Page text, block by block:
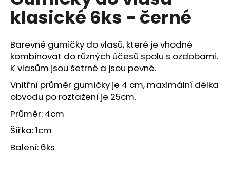
0,0
hvězdiček.
klasické 6ks - černé
Barevné gumičky do vlasů, které je vhodné
kombinovat do různých účesů spolu s ozdobami.
K vlasům jsou šetrné a jsou pevné.
Vnitřní průměr gumičky je 4 cm, maximální délka
obvodu po roztažení je 25cm.
Průměr: 4cm
Šířka: 1cm
Balení: 6ks
a
j
í
t
?